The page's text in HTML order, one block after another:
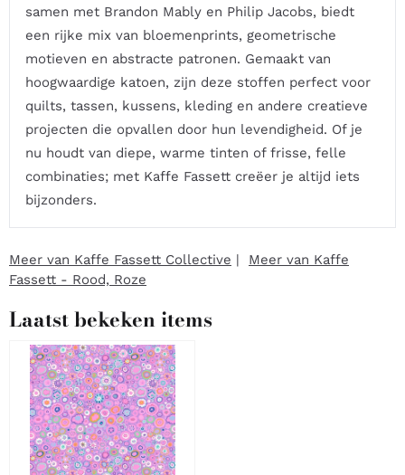
samen met Brandon Mably en Philip Jacobs, biedt
een rijke mix van bloemenprints, geometrische
motieven en abstracte patronen. Gemaakt van
hoogwaardige katoen, zijn deze stoffen perfect voor
quilts, tassen, kussens, kleding en andere creatieve
projecten die opvallen door hun levendigheid. Of je
nu houdt van diepe, warme tinten of frisse, felle
combinaties; met Kaffe Fassett creëer je altijd iets
bijzonders.
Meer van Kaffe Fassett Collective | Meer van Kaffe
Fassett - Rood, Roze
Laatst bekeken items